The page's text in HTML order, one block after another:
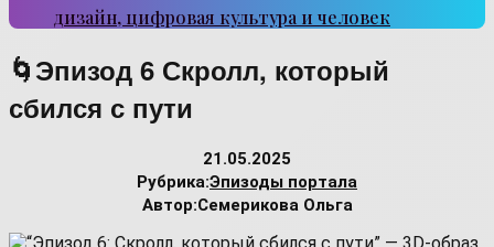
дизайн, цифровая культура и человек
🌀Эпизод 6 Скролл, который
сбился с пути
21.05.2025
Рубрика:Эпизоды портала
Автор:Семерикова Ольга